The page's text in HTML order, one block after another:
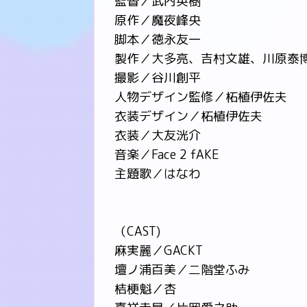
原作／魔夜峰央
脚本／徳永友一
製作／大多亮、吉村文雄、川原泰
撮影／谷川創平
人物デザイン監修／柘植伊佐夫
衣装デザイン／柘植伊佐夫
衣装／大友洸介
音楽／Face 2 fAKE
主題歌／はなわ
（CAST)
麻実麗／GACKT
壇ノ浦百美／二階堂ふみ
桔梗魁／杏